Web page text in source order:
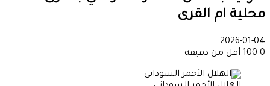
محلية ام القرى
2026-01-04
0
أقل من دقيقة